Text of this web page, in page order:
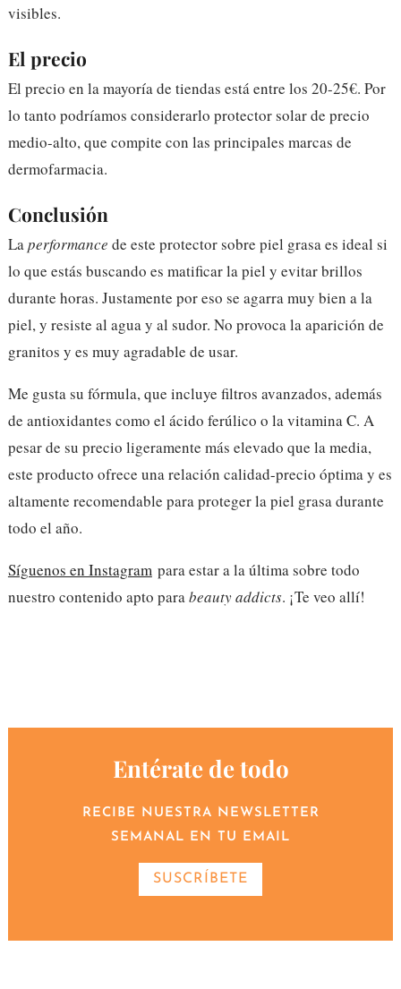
visibles.
El precio
El precio en la mayoría de tiendas está entre los 20-25€. Por
lo tanto podríamos considerarlo protector solar de precio
medio-alto, que compite con las principales marcas de
dermofarmacia.
Conclusión
Laperformance de este protector sobre piel grasa es ideal si
lo que estás buscando es matificar la piel y evitar brillos
durante horas. Justamente por eso se agarra muy bien a la
piel, y resiste al agua y al sudor. No provoca la aparición de
granitos y es muy agradable de usar.
Me gusta su fórmula, que incluye filtros avanzados, además
de antioxidantes como el ácido ferúlico o la vitamina C. A
pesar de su precio ligeramente más elevado que la media,
este producto ofrece una relación calidad-precio óptima y es
altamente recomendable para proteger la piel grasa durante
todo el año.
Síguenos en Instagram para estar a la última sobre todo
nuestro contenido apto parabeauty addicts. ¡Te veo allí!
Entérate de todo
RECIBE NUESTRA NEWSLETTER
SEMANAL EN TU EMAIL
SUSCRÍBETE